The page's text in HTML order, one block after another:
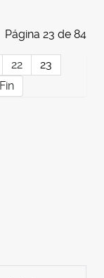
Página 23 de 84
22
23
Fin